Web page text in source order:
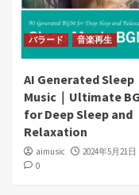
バラード 音楽再生
AI Generated Sleep
Music｜Ultimate
for Deep Sleep and
Relaxation
aimusic
2024年5月21日
0